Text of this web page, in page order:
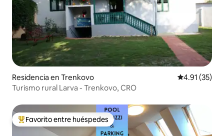
Residencia en Trenkovo Calificación
4.91 (35)
Turismo rural Larva - Trenkovo, CRO
De los mejores en Favorito entre huéspedes
Favorito entre huéspedes